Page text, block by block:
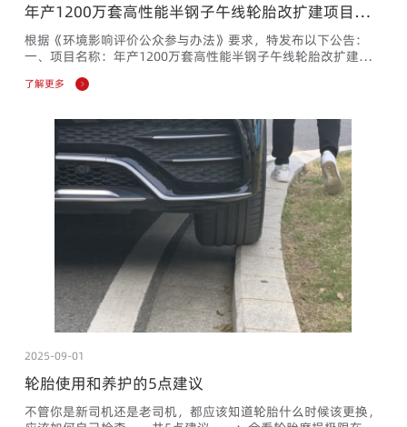
年产1200万套高性能半钢子午线轮胎改扩建项目环
境影响报告书 征求意见稿公示
根据《环境影响评价公众参与办法》要求，特发布以下公告：
一、项目名称：年产1200万套高性能半钢子午线轮胎改扩建项
目二、项目简介年产1200万套高性能半钢子午线轮胎改扩建项
目位于沂南经济开发区长虹项目区山东长路虹轮胎有限公司现有
1#生产厂房内年产600万套半钢子午线轮胎生产线改造提升，淘
汰模具163付、替换设备7台（套）设备、新购模具196付、
了解更多
2025-09-01
轮胎使用和养护的5点建议
不管你是新司机还是老司机，都应该知道轮胎什么时候该更换，